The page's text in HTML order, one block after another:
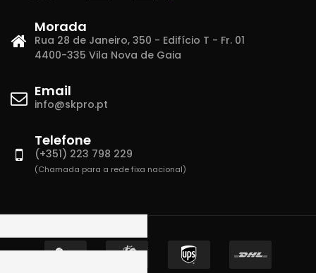
Morada
Rua 28 de Janeiro, 350 - Edifício T - Fr. 01
4400-335 Vila Nova de Gaia
Email
info@skpro.pt
Telefone
(+351) 223 798 229
(Chamada para a rede fixa nacional)